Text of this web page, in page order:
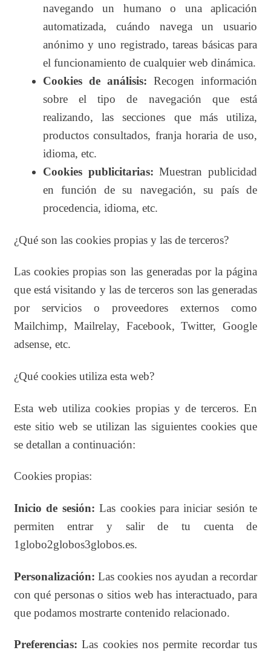
navegando un humano o una aplicación
automatizada, cuándo navega un usuario
anónimo y uno registrado, tareas básicas para
el funcionamiento de cualquier web dinámica.
Cookies de análisis: Recogen información
sobre el tipo de navegación que está
realizando, las secciones que más utiliza,
productos consultados, franja horaria de uso,
idioma, etc.
Cookies publicitarias: Muestran publicidad
en función de su navegación, su país de
procedencia, idioma, etc.
¿Qué son las cookies propias y las de terceros?
Las cookies propias son las generadas por la página
que está visitando y las de terceros son las generadas
por servicios o proveedores externos como
Mailchimp, Mailrelay, Facebook, Twitter, Google
adsense, etc.
¿Qué cookies utiliza esta web?
Esta web utiliza cookies propias y de terceros. En
este sitio web se utilizan las siguientes cookies que
se detallan a continuación:
Cookies propias:
Inicio de sesión: Las cookies para iniciar sesión te
permiten entrar y salir de tu cuenta de
1globo2globos3globos.es.
Personalización: Las cookies nos ayudan a recordar
con qué personas o sitios web has interactuado, para
que podamos mostrarte contenido relacionado.
Preferencias: Las cookies nos permite recordar tus